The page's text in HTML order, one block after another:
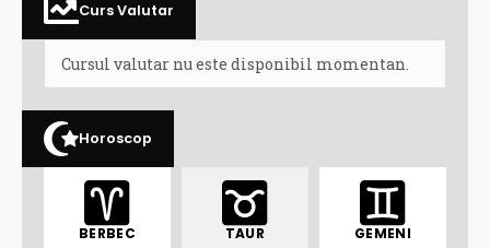
Curs Valutar
Cursul valutar nu este disponibil momentan.
Horoscop
BERBEC TAUR GEMENI